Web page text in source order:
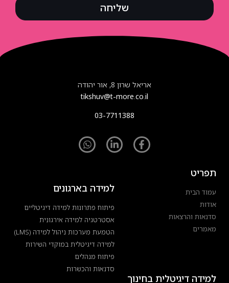
שליחה
אריאל שרון 8, אור יהודה
tikshuv@t-more.co.il
03-7711388
תפריט
עמוד הבית
אודות
סדנאות והרצאות
מאמרים
למידה בארגונים
פיתוח פתרונות למידה דיגיטליים
אסטרטגיה למידה אירגונית
הטמעת מערכות ניהול למידה (LMS)
למידה דיגיטלית במוקדי השירות
פיתוח מנהלים
סדנאות והכשרות
למידה דיגיטלית בחינוך